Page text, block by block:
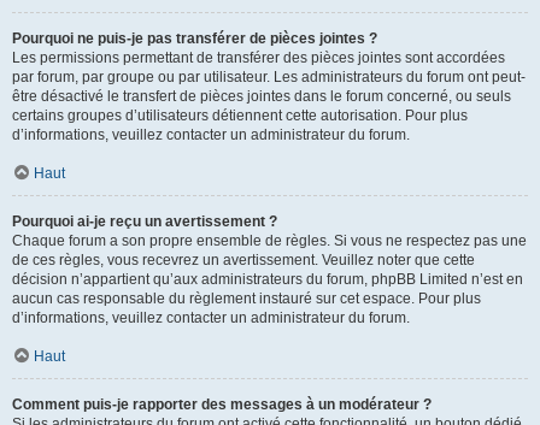
Pourquoi ne puis-je pas transférer de pièces jointes ?
Les permissions permettant de transférer des pièces jointes sont accordées
par forum, par groupe ou par utilisateur. Les administrateurs du forum ont peut-
être désactivé le transfert de pièces jointes dans le forum concerné, ou seuls
certains groupes d’utilisateurs détiennent cette autorisation. Pour plus
d’informations, veuillez contacter un administrateur du forum.
Haut
Pourquoi ai-je reçu un avertissement ?
Chaque forum a son propre ensemble de règles. Si vous ne respectez pas une
de ces règles, vous recevrez un avertissement. Veuillez noter que cette
décision n’appartient qu’aux administrateurs du forum, phpBB Limited n’est en
aucun cas responsable du règlement instauré sur cet espace. Pour plus
d’informations, veuillez contacter un administrateur du forum.
Haut
Comment puis-je rapporter des messages à un modérateur ?